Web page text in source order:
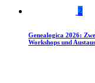
2
Genealogica 2026:
Workshops und